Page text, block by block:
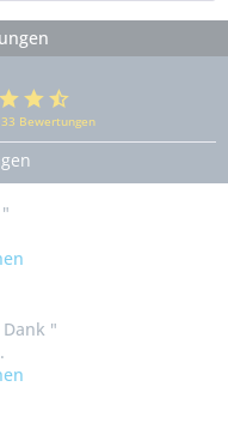
Bewertungen
"